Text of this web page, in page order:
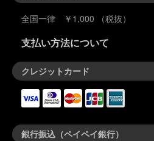
全国一律 ￥1,000 （税抜）
支払い方法について
クレジットカード
銀行振込（ペイペイ銀行）